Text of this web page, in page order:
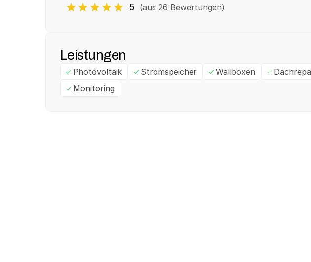
5 (aus 26 Bewertungen)
Leistungen
Photovoltaik Stromspeicher Wallboxen
Monitoring